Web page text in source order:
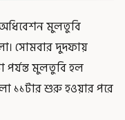
মুলতুবি
সোমবার দুদফায়
পর্যন্ত মুলতুবি হল
১১টার শুরু হওয়ার পরে